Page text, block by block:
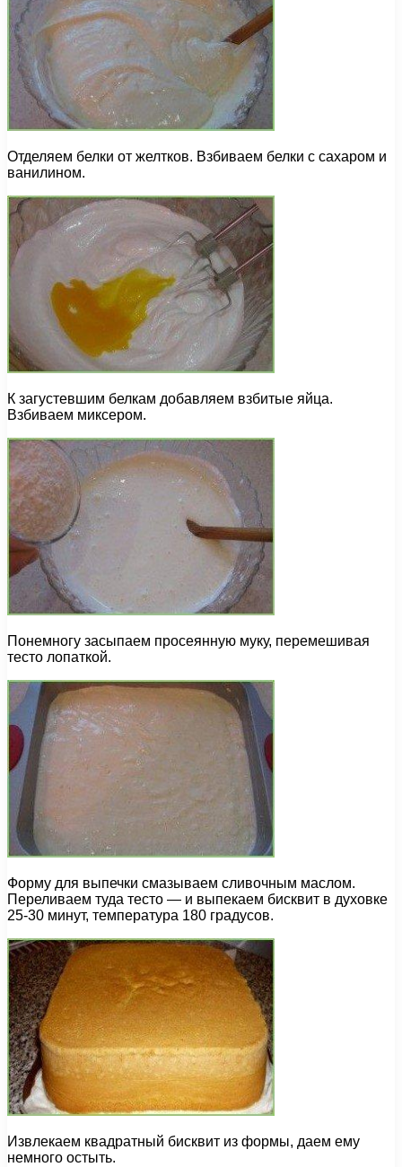
Отделяем белки от желтков. Взбиваем белки с сахаром и
ванилином.
К загустевшим белкам добавляем взбитые яйца.
Взбиваем миксером.
Понемногу засыпаем просеянную муку, перемешивая
тесто лопаткой.
Форму для выпечки смазываем сливочным маслом.
Переливаем туда тесто — и выпекаем бисквит в духовке
25-30 минут, температура 180 градусов.
Извлекаем квадратный бисквит из формы, даем ему
немного остыть.